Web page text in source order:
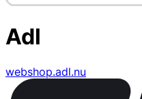
Adl
webshop.adl.nu